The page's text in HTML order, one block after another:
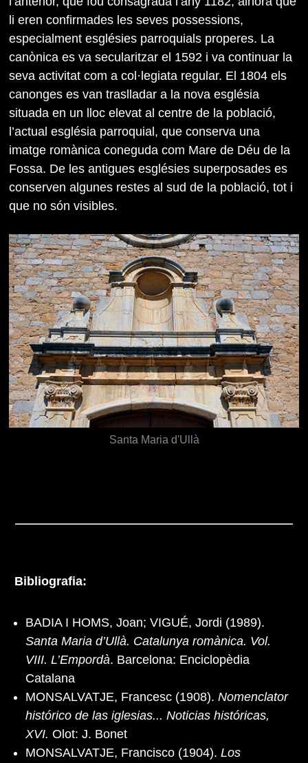
li eren confirmades les seves possessions,
especialment esglésies parroquials properes. La
canònica es va secularitzar el 1592 i va continuar la
seva activitat com a col·legiata regular. El 1804 els
canonges es van traslladar a la nova església
situada en un lloc elevat al centre de la població,
l’actual església parroquial, que conserva una
imatge romànica coneguda com Mare de Déu de la
Fossa. De les antigues esglésies superposades es
conserven algunes restes al sud de la població, tot i
que no són visibles.
Santa Maria d'Ullà
Bibliografia:
BADIA I HOMS, Joan; VIGUÉ, Jordi (1989).
Santa Maria d’Ullà. Catalunya romànica. Vol.
VIII. L’Empordà. Barcelona: Enciclopèdia
Catalana
MONSALVATJE, Francesc (1908). Nomenclator
histórico de las iglesias... Noticias históricas,
XVI. Olot: J. Bonet
MONSALVATJE, Francisco (1904). Los